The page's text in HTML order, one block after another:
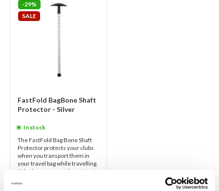
-29%
SALE
FastFold BagBone Shaft
Protector - Silver
In stock
The FastFold Bag Bone Shaft
Protector protects your clubs
when you transport them in
your travel bag while travelling.
If the luggage men do not treat...
€35,00